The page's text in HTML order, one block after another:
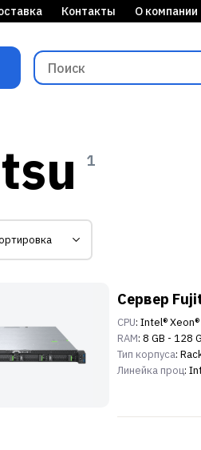
Контакты О компании
1
Сервер
CPU: Intel®
RAM: 8 GB - 128
Тип корпуса:
Линейка проц: